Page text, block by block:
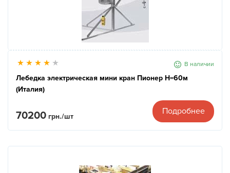
В наличии
Лебедка электрическая мини кран Пионер Н=60м
(Италия)
70200 грн./шт
Подробнее